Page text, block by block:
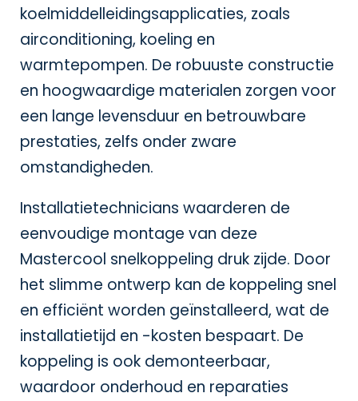
koelmiddelleidingsapplicaties, zoals
airconditioning, koeling en
warmtepompen. De robuuste constructie
en hoogwaardige materialen zorgen voor
een lange levensduur en betrouwbare
prestaties, zelfs onder zware
omstandigheden.
Installatietechnicians waarderen de
eenvoudige montage van deze
Mastercool snelkoppeling druk zijde. Door
het slimme ontwerp kan de koppeling snel
en efficiënt worden geïnstalleerd, wat de
installatietijd en -kosten bespaart. De
koppeling is ook demonteerbaar,
waardoor onderhoud en reparaties